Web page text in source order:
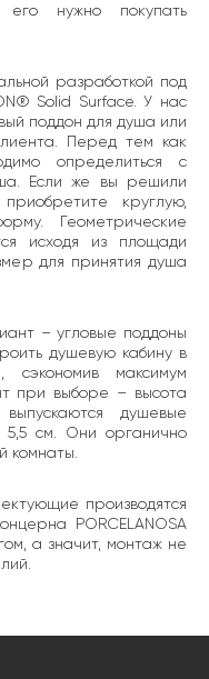
его нужно покупать
разработкой под
Solid Surface. У нас
поддон для душа или
Перед тем как
определиться с
Если же вы решили
круглую,
Геометрические
исходя из площади
для принятия душа
– угловые поддоны
душевую кабину в
сэкономив максимум
при выборе – высота
душевые
см. Они органично
комнаты.
производятся
PORCELANOSA
а значит, монтаж не